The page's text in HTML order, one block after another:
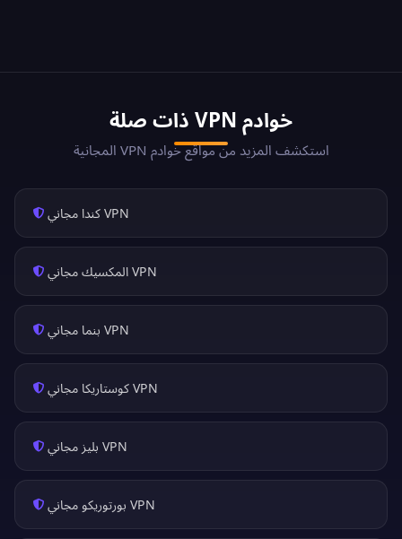
خوادم VPN ذات صلة
استكشف المزيد من مواقع خوادم VPN المجانية
VPN كندا مجاني
VPN المكسيك مجاني
VPN بنما مجاني
VPN كوستاريكا مجاني
VPN بليز مجاني
VPN بورتوريكو مجاني